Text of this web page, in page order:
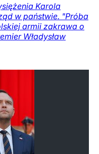
Karola
w państwie. "Próba
armii zakrawa o
Władysław